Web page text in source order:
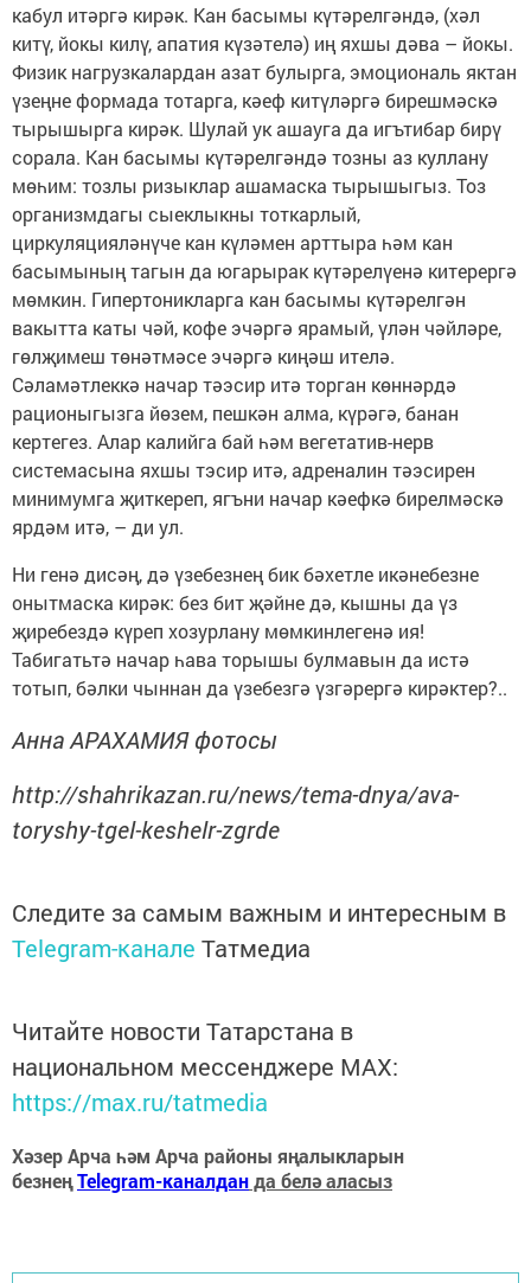
кабул итәргә кирәк. Кан басымы күтәрелгәндә, (хәл
китү, йокы килү, апатия күзәтелә) иң яхшы дәва – йокы.
Физик нагрузкалардан азат булырга, эмоциональ яктан
үзеңне формада тотарга, кәеф китүләргә бирешмәскә
тырышырга кирәк. Шулай ук ашауга да игътибар бирү
сорала. Кан басымы күтәрелгәндә тозны аз куллану
мөһим: тозлы ризыклар ашамаска тырышыгыз. Тоз
организмдагы сыеклыкны тоткарлый,
циркуляцияләнүче кан күләмен арттыра һәм кан
басымының тагын да югарырак күтәрелүенә китерергә
мөмкин. Гипертоникларга кан басымы күтәрелгән
вакытта каты чәй, кофе эчәргә ярамый, үлән чәйләре,
гөлҗимеш төнәтмәсе эчәргә киңәш ителә.
Сәламәтлеккә начар тәэсир итә торган көннәрдә
рационыгызга йөзем, пешкән алма, күрәгә, банан
кертегез. Алар калийга бай һәм вегетатив-нерв
системасына яхшы тэсир итә, адреналин тәэсирен
минимумга җиткереп, ягъни начар кәефкә бирелмәскә
ярдәм итә, – ди ул.
Ни генә дисәң, дә үзебезнең бик бәхетле икәнебезне
онытмаска кирәк: без бит җәйне дә, кышны да үз
җиребездә күреп хозурлану мөмкинлегенә ия!
Табигатьтә начар һава торышы булмавын да истә
тотып, бәлки чыннан да үзебезгә үзгәрергә кирәктер?..
Анна АРАХАМИЯ фотосы
http://shahrikazan.ru/news/tema-dnya/ava-
toryshy-tgel-keshelr-zgrde
Следите за самым важным и интересным в
Telegram-канале Татмедиа
Читайте новости Татарстана в
национальном мессенджере MАХ:
https://max.ru/tatmedia
Хәзер Арча һәм Арча районы яңалыкларын
безнеңTelegram-каналданда белә аласыз